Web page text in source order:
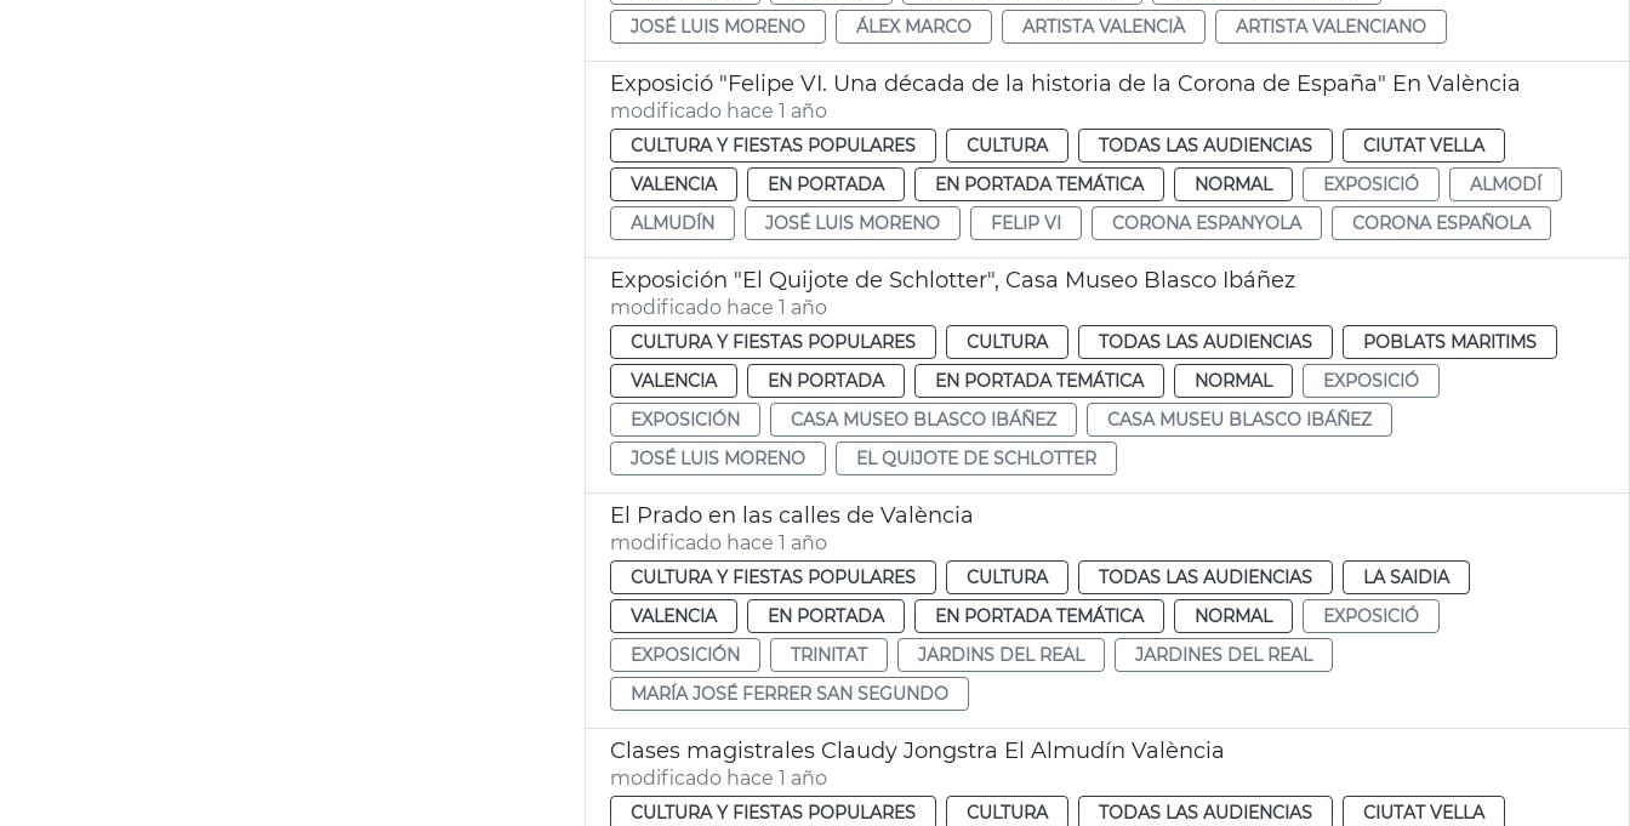
JOSÉ LUIS MORENO
ÁLEX MARCO ARTISTA VALENCIÀ ARTISTA VALENCIANO
Exposició "Felipe VI. Una década de la historia de la Corona de España" En València
modificado hace 1 año
CULTURA Y FIESTAS POPULARES CULTURA TODAS LAS AUDIENCIAS
CIUTAT VELLA
VALENCIA
EN PORTADA EN PORTADA TEMÁTICA NORMAL EXPOSICIÓ
ALMODÍ
ALMUDÍN
JOSÉ LUIS MORENO FELIP VI CORONA ESPANYOLA CORONA ESPAÑOLA
Exposición "El Quijote de Schlotter", Casa Museo Blasco Ibáñez
modificado hace 1 año
CULTURA Y FIESTAS POPULARES CULTURA TODAS LAS AUDIENCIAS
POBLATS MARITIMS
VALENCIA
EN PORTADA EN PORTADA TEMÁTICA NORMAL
EXPOSICIÓ
EXPOSICIÓN
CASA MUSEO BLASCO IBÁÑEZ
CASA MUSEU BLASCO IBÁÑEZ
JOSÉ LUIS MORENO
EL QUIJOTE DE SCHLOTTER
El Prado en las calles de València
modificado hace 1 año
CULTURA Y FIESTAS POPULARES CULTURA TODAS LAS AUDIENCIAS
LA SAIDIA
VALENCIA
EN PORTADA EN PORTADA TEMÁTICA NORMAL
EXPOSICIÓ
EXPOSICIÓN
TRINITAT JARDINS DEL REAL
JARDINES DEL REAL
MARÍA JOSÉ FERRER SAN SEGUNDO
Clases magistrales Claudy Jongstra El Almudín València
modificado hace 1 año
CULTURA Y FIESTAS POPULARES CULTURA TODAS LAS AUDIENCIAS CIUTAT VELLA